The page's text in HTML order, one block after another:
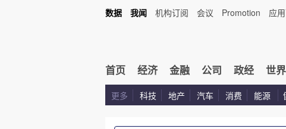
数据 我闻 机构订阅 会议 Promotion 应
首页 经济 金融 公司 政经 世界
更多 科技 地产 汽车 消费 能源